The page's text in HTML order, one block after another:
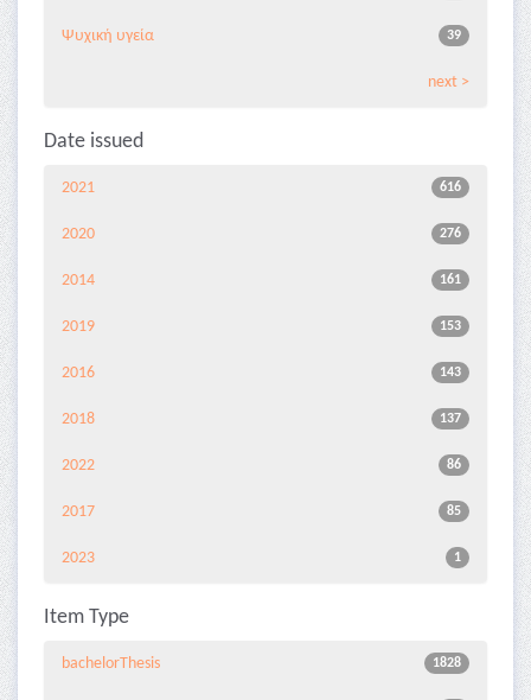
39
Ψυχική υγεία
next >
Date issued
616
2021
276
2020
161
2014
153
2019
143
2016
137
2018
86
2022
85
2017
1
2023
Item Type
1828
bachelorThesis